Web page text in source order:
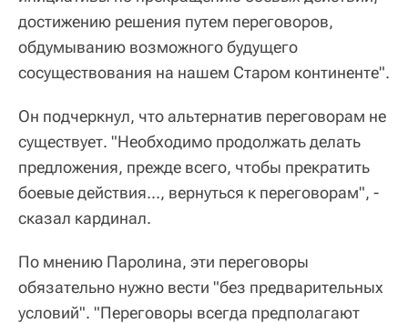
достижению решения путем переговоров,
обдумыванию возможного будущего
сосуществования на нашем Старом континенте".
Он подчеркнул, что альтернатив переговорам не
существует. "Необходимо продолжать делать
предложения, прежде всего, чтобы прекратить
боевые действия..., вернуться к переговорам", -
сказал кардинал.
По мнению Паролина, эти переговоры
обязательно нужно вести "без предварительных
условий". "Переговоры всегда предполагают